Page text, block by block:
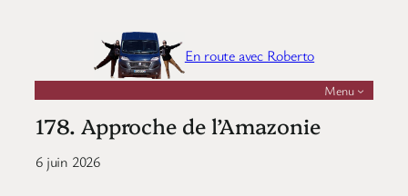
En route avec Roberto
Menu
178. Approche de l’Amazonie
6 juin 2026